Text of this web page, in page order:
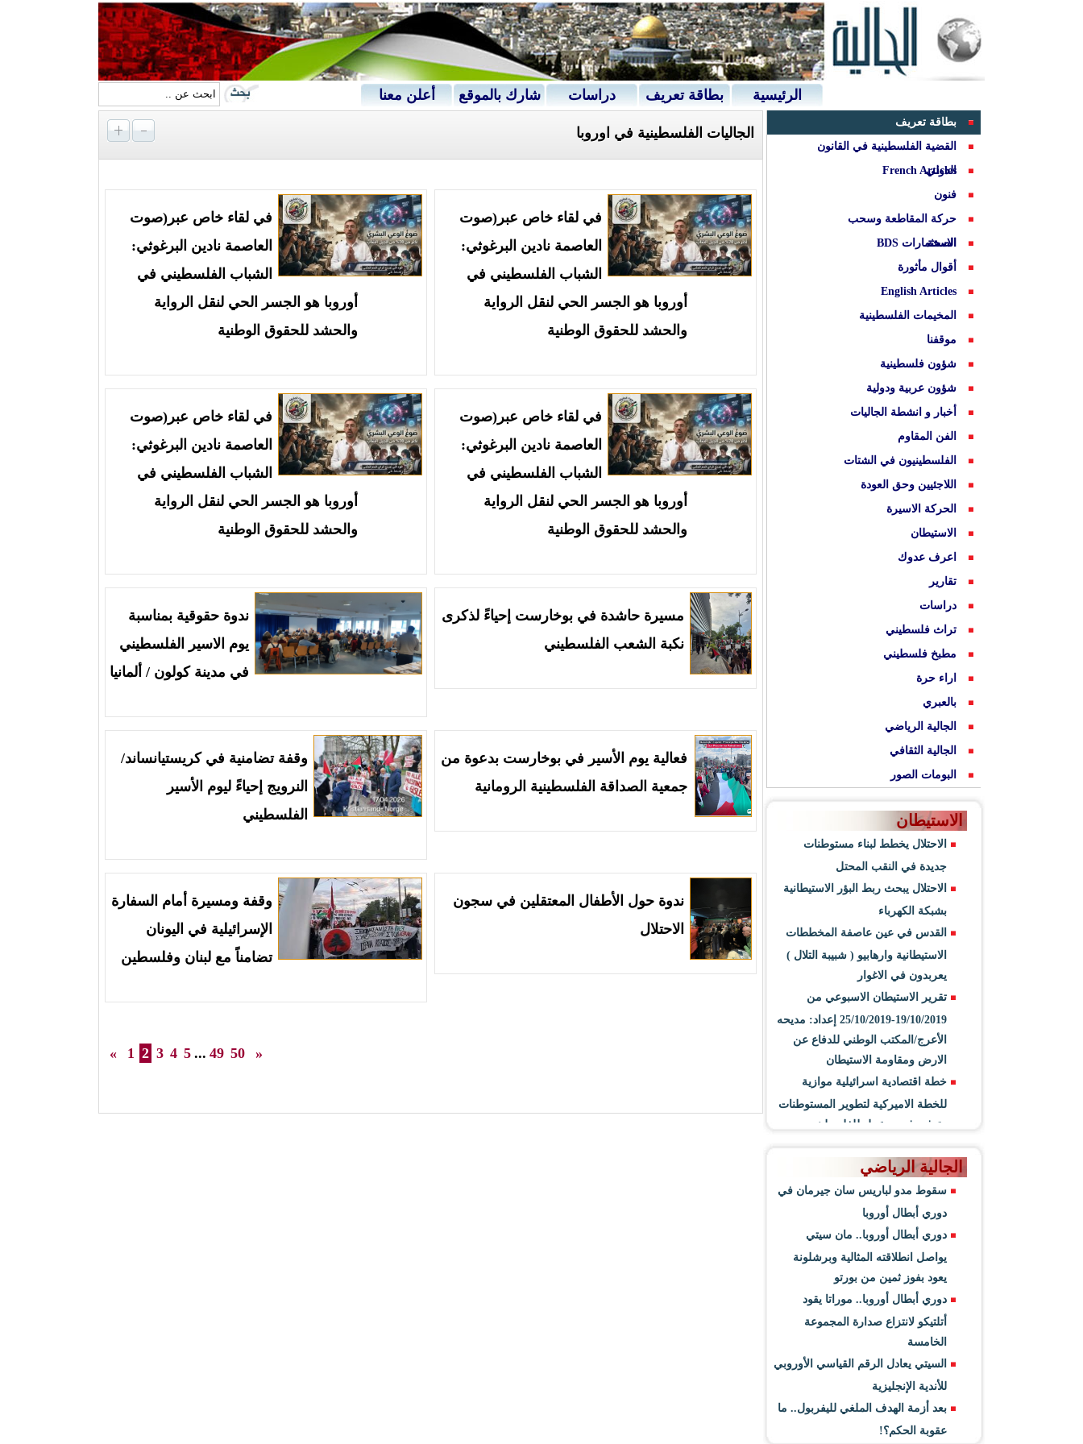
الرئيسية بطاقة تعريف دراسات شارك بالموقع أعلن معنا
بطاقة تعريف
القضية الفلسطينية في القانون
الدولي
French Articles
فنون
حركة المقاطعة وسحب
الاستثمارات BDS
الصحة
أقوال مأثورة
English Articles
المخيمات الفلسطينية
موقفنا
شؤون فلسطينية
شؤون عربية ودولية
أخبار و انشطة الجاليات
الفن المقاوم
الفلسطينيون في الشتات
اللاجئيين وحق العودة
الحركة الاسيرة
الاستيطان
اعرف عدوك
تقارير
دراسات
تراث فلسطيني
مطبخ فلسطيني
اراء حرة
بالعبري
الجالية الرياضي
الجالية الثقافي
البومات الصور
الاستيطان
الاحتلال يخطط لبناء مستوطنات
جديدة في النقب المحتل
الاحتلال يبحث ربط البؤر الاستيطانية
بشبكة الكهرباء
القدس في عين عاصفة المخططات
الاستيطانية وارهابيو ( شبيبة التلال )
يعربدون في الاغوار
تقرير الاستيطان الاسبوعي من
19/10/2019-25/10/2019 إعداد: مديحه
الأعرج/المكتب الوطني للدفاع عن
الارض ومقاومة الاستيطان
خطة اقتصادية اسرائيلية موازية
للخطة الاميركية لتطوير المستوطنات
وتوفير فرص عمل للفلسطينيين
الجالية الرياضي
سقوط مدو لباريس سان جيرمان في
دوري أبطال أوروبا
دوري أبطال أوروبا.. مان سيتي
يواصل انطلاقته المثالية وبرشلونة
يعود بفوز ثمين من بورتو
دوري أبطال أوروبا.. موراتا يقود
أتلتيكو لانتزاع صدارة المجموعة
الخامسة
السيتي يعادل الرقم القياسي الأوروبي
للأندية الإنجليزية
بعد أزمة الهدف الملغي لليفربول.. ما
عقوبة الحكم؟!
الجاليات الفلسطينية في اوروبا
في لقاء خاص عبر(صوت
العاصمة نادين البرغوثي:
الشباب الفلسطيني في
أوروبا هو الجسر الحي لنقل الرواية
والحشد للحقوق الوطنية
في لقاء خاص عبر(صوت
العاصمة نادين البرغوثي:
الشباب الفلسطيني في
أوروبا هو الجسر الحي لنقل الرواية
والحشد للحقوق الوطنية
في لقاء خاص عبر(صوت
العاصمة نادين البرغوثي:
الشباب الفلسطيني في
أوروبا هو الجسر الحي لنقل الرواية
والحشد للحقوق الوطنية
في لقاء خاص عبر(صوت
العاصمة نادين البرغوثي:
الشباب الفلسطيني في
أوروبا هو الجسر الحي لنقل الرواية
والحشد للحقوق الوطنية
مسيرة حاشدة في بوخارست إحياءً لذكرى
نكبة الشعب الفلسطيني
ندوة حقوقية بمناسبة
يوم الاسير الفلسطيني
في مدينة كولون / ألمانيا
فعالية يوم الأسير في بوخارست بدعوة من
جمعية الصداقة الفلسطينية الرومانية
وقفة تضامنية في كريستيانساند/
النرويج إحياءً ليوم الأسير
الفلسطيني
ندوة حول الأطفال المعتقلين في سجون
الاحتلال
وقفة ومسيرة أمام السفارة
الإسرائيلية في اليونان
تضامناً مع لبنان وفلسطين
« 1 2 3 4 5 ... 49 50 »